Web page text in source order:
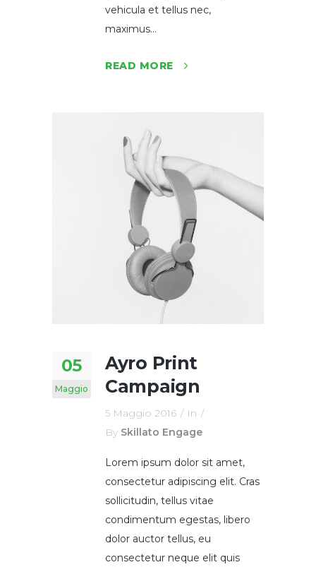
vehicula et tellus nec,
maximus...
READ MORE
05
Maggio
Ayro Print
Campaign
5 Maggio 2016
In
By Skillato Engage
Lorem ipsum dolor sit amet,
consectetur adipiscing elit. Cras
sollicitudin, tellus vitae
condimentum egestas, libero
dolor auctor tellus, eu
consectetur neque elit quis